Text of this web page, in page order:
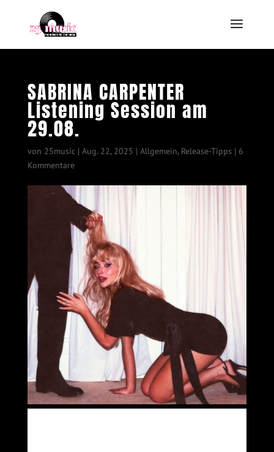
SABRINA CARPENTER
Listening Session am
29.08.
von 25music| Aug. 22, 2025 | Allgemein, Release-Tipps | 6
Kommentare